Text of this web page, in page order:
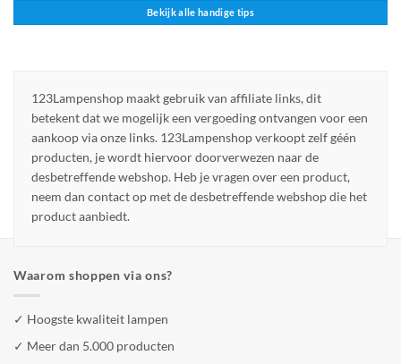
Bekijk alle handige tips
123Lampenshop maakt gebruik van affiliate links, dit
betekent dat we mogelijk een vergoeding ontvangen voor een
aankoop via onze links. 123Lampenshop verkoopt zelf géén
producten, je wordt hiervoor doorverwezen naar de
desbetreffende webshop. Heb je vragen over een product,
neem dan contact op met de desbetreffende webshop die het
product aanbiedt.
Waarom shoppen via ons?
✓ Hoogste kwaliteit lampen
✓ Meer dan 5.000 producten